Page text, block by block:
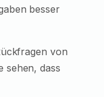
besser
von
sehen, dass